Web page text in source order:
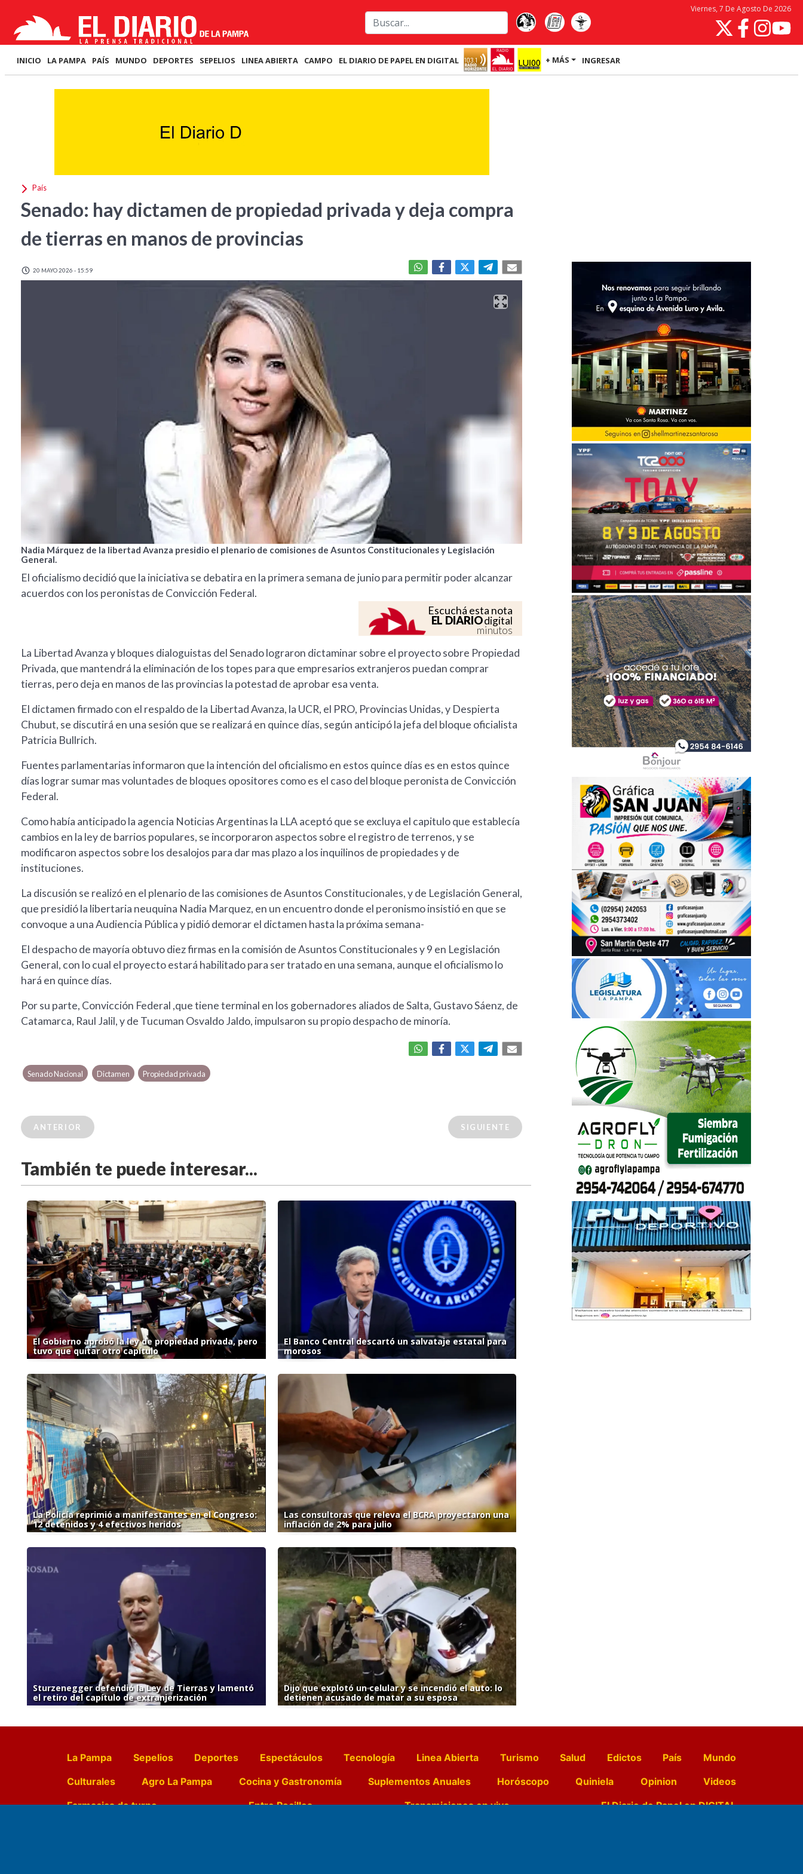
Viernes, 7 De Agosto De 2026
INICIO LA PAMPA PAÍS MUNDO DEPORTES SEPELIOS LINEA ABIERTA CAMPO EL DIARIO DE PAPEL EN DIGITAL + MÁS INGRESAR
País
Senado: hay dictamen de propiedad privada y deja compra
de tierras en manos de provincias
20 MAYO 2026 - 15:59
Nadia Márquez de la libertad Avanza presidio el plenario de comisiones de Asuntos Constitucionales y Legislación
General.
El oficialismo decidió que la iniciativa se debatira en la primera semana de junio para permitir poder alcanzar
acuerdos con los peronistas de Convicción Federal.
Escuchá esta nota
EL DIARIOdigital
minutos
La Libertad Avanza y bloques dialoguistas del Senado lograron dictaminar sobre el proyecto sobre Propiedad
Privada, que mantendrá la eliminación de los topes para que empresarios extranjeros puedan comprar
tierras, pero deja en manos de las provincias la potestad de aprobar esa venta.
El dictamen firmado con el respaldo de la Libertad Avanza, la UCR, el PRO, Provincias Unidas, y Despierta
Chubut, se discutirá en una sesión que se realizará en quince días, según anticipó la jefa del bloque oficialista
Patricia Bullrich.
Fuentes parlamentarias informaron que la intención del oficialismo en estos quince días es en estos quince
días lograr sumar mas voluntades de bloques opositores como es el caso del bloque peronista de Convicción
Federal.
Como había anticipado la agencia Noticias Argentinas la LLA aceptó que se excluya el capitulo que establecía
cambios en la ley de barrios populares, se incorporaron aspectos sobre el registro de terrenos, y se
modificaron aspectos sobre los desalojos para dar mas plazo a los inquilinos de propiedades y de
instituciones.
La discusión se realizó en el plenario de las comisiones de Asuntos Constitucionales, y de Legislación General,
que presidió la libertaria neuquina Nadia Marquez, en un encuentro donde el peronismo insistió en que se
convoque a una Audiencia Pública y pidió demorar el dictamen hasta la próxima semana-
El despacho de mayoría obtuvo diez firmas en la comisión de Asuntos Constitucionales y 9 en Legislación
General, con lo cual el proyecto estará habilitado para ser tratado en una semana, aunque el oficialismo lo
hará en quince días.
Por su parte, Convicción Federal ,que tiene terminal en los gobernadores aliados de Salta, Gustavo Sáenz, de
Catamarca, Raul Jalil, y de Tucuman Osvaldo Jaldo, impulsaron su propio despacho de minoría.
Senado Nacional Dictamen Propiedad privada
ANTERIOR SIGUIENTE
También te puede interesar...
El Gobierno aprobó la ley de propiedad privada, pero
tuvo que quitar otro capítulo
El Banco Central descartó un salvataje estatal para
morosos
La Policía reprimió a manifestantes en el Congreso:
12 detenidos y 4 efectivos heridos
Las consultoras que releva el BCRA proyectaron una
inflación de 2% para julio
Sturzenegger defendió la Ley de Tierras y lamentó
el retiro del capítulo de extranjerización
Dijo que explotó un celular y se incendió el auto: lo
detienen acusado de matar a su esposa
La Pampa Sepelios Deportes Espectáculos Tecnología Linea Abierta Turismo Salud Edictos País
Mundo
Culturales
Agro La Pampa Cocina y Gastronomía Suplementos Anuales Horóscopo Quiniela Opinion
Videos
Farmacias de turno
Entre Pocillos Transmisiones en vivo El Diario de Papel en DIGITAL